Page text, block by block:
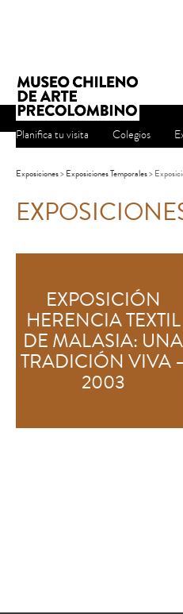
Planifica tu visita Colegios
Exposiciones>Exposiciones Temporales>
EXPOSICIÓN
HERENCIA TEXTIL
DE MALASIA: UNA
TRADICIÓN VIVA
2003